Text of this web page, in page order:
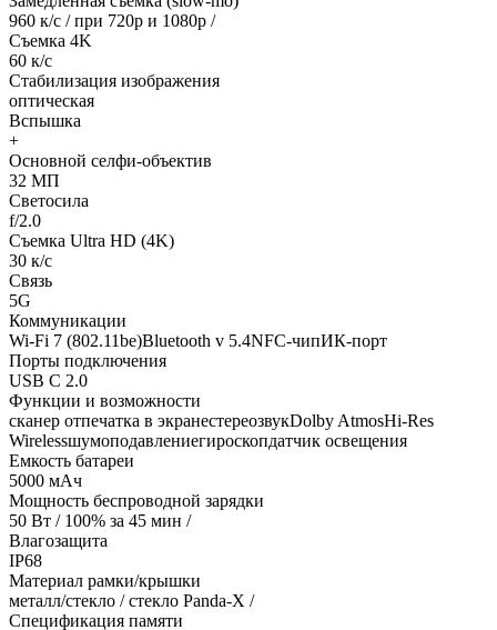
960 к/с / при 720р и 1080р /
Съемка 4K
60 к/с
Стабилизация изображения
оптическая
Вспышка
+
Основной селфи-объектив
32 МП
Светосила
f/2.0
Съемка Ultra HD (4K)
30 к/с
Связь
5G
Коммуникации
Wi-Fi 7 (802.11be)Bluetooth v 5.4NFC-чипИК-порт
Порты подключения
USB C 2.0
Функции и возможности
сканер отпечатка в экранестереозвукDolby AtmosHi-Res
Wirelessшумоподавлениегироскопдатчик освещения
Емкость батареи
5000 мАч
Мощность беспроводной зарядки
50 Вт / 100% за 45 мин /
Влагозащита
IP68
Материал рамки/крышки
металл/стекло / стекло Panda-X /
Спецификация памяти